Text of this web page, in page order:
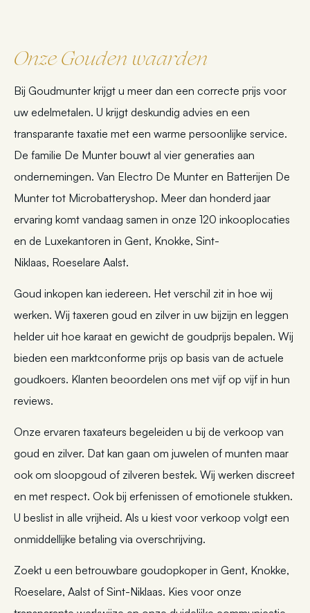
Onze Gouden waarden
Bij Goudmunter krijgt u meer dan een correcte prijs voor
uw edelmetalen. U krijgt deskundig advies en een
transparante taxatie met een warme persoonlijke service.
De familie De Munter bouwt al vier generaties aan
ondernemingen. Van Electro De Munter en Batterijen De
Munter tot Microbatteryshop. Meer dan honderd jaar
ervaring komt vandaag samen in onze 120 inkooplocaties
en de Luxekantoren in Gent, Knokke, Sint-
Niklaas, Roeselare Aalst.
Goud inkopen kan iedereen. Het verschil zit in hoe wij
werken. Wij taxeren goud en zilver in uw bijzijn en leggen
helder uit hoe karaat en gewicht de goudprijs bepalen. Wij
bieden een marktconforme prijs op basis van de actuele
goudkoers. Klanten beoordelen ons met vijf op vijf in hun
reviews.
Onze ervaren taxateurs begeleiden u bij de verkoop van
goud en zilver. Dat kan gaan om juwelen of munten maar
ook om sloopgoud of zilveren bestek. Wij werken discreet
en met respect. Ook bij erfenissen of emotionele stukken.
U beslist in alle vrijheid. Als u kiest voor verkoop volgt een
onmiddellijke betaling via overschrijving.
Zoekt u een betrouwbare goudopkoper in Gent, Knokke,
Roeselare, Aalst of Sint-Niklaas. Kies voor onze